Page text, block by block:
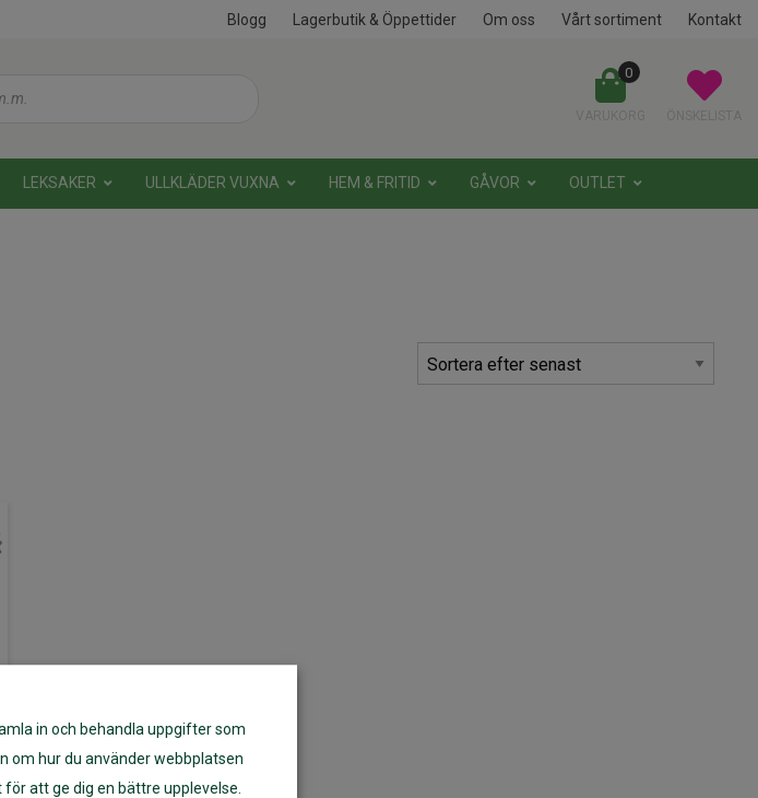
Blogg Lagerbutik & Öppettider Om oss Vårt sortiment Kontakt
0
LEKSAKER ULLKLÄDER VUXNA HEM & FRITID GÅVOR OUTLET
in och behandla uppgifter som
om hur du använder webbplatsen
att ge dig en bättre upplevelse.